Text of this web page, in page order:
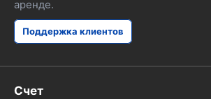
аренде.
Поддержка клиентов
Счет